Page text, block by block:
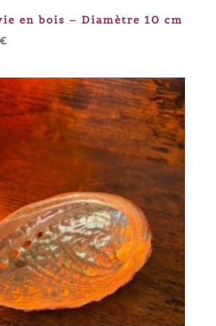
en bois – Diamètre 10 cm
€Le
est :
2,00 €.